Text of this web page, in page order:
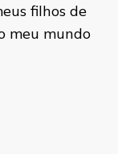
filhos de
meu mundo